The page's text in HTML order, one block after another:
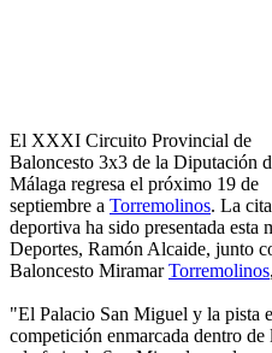
El XXXI Circuito Provincial de
Baloncesto 3x3 de la Diputación
Málaga regresa el próximo 19 de
septiembre a Torremolinos. La cita
deportiva ha sido presentada esta
Deportes, Ramón Alcaide, junto
Baloncesto MiramarTorremolinos
"El Palacio San Miguel y la pista
competición enmarcada dentro